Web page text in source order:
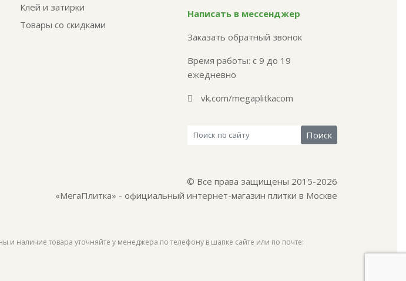
Клей и затирки
Товары со скидками
Написать в мессенджер
Заказать обратный звонок
Время работы: с 9 до 19
ежедневно
vk.com/megaplitkacom
© Все права защищены 2015-2026
«МегаПлитка» - официальный интернет-магазин плитки в Москве
и наличие товара уточняйте у менеджера по телефону в шапке сайте или по почте: